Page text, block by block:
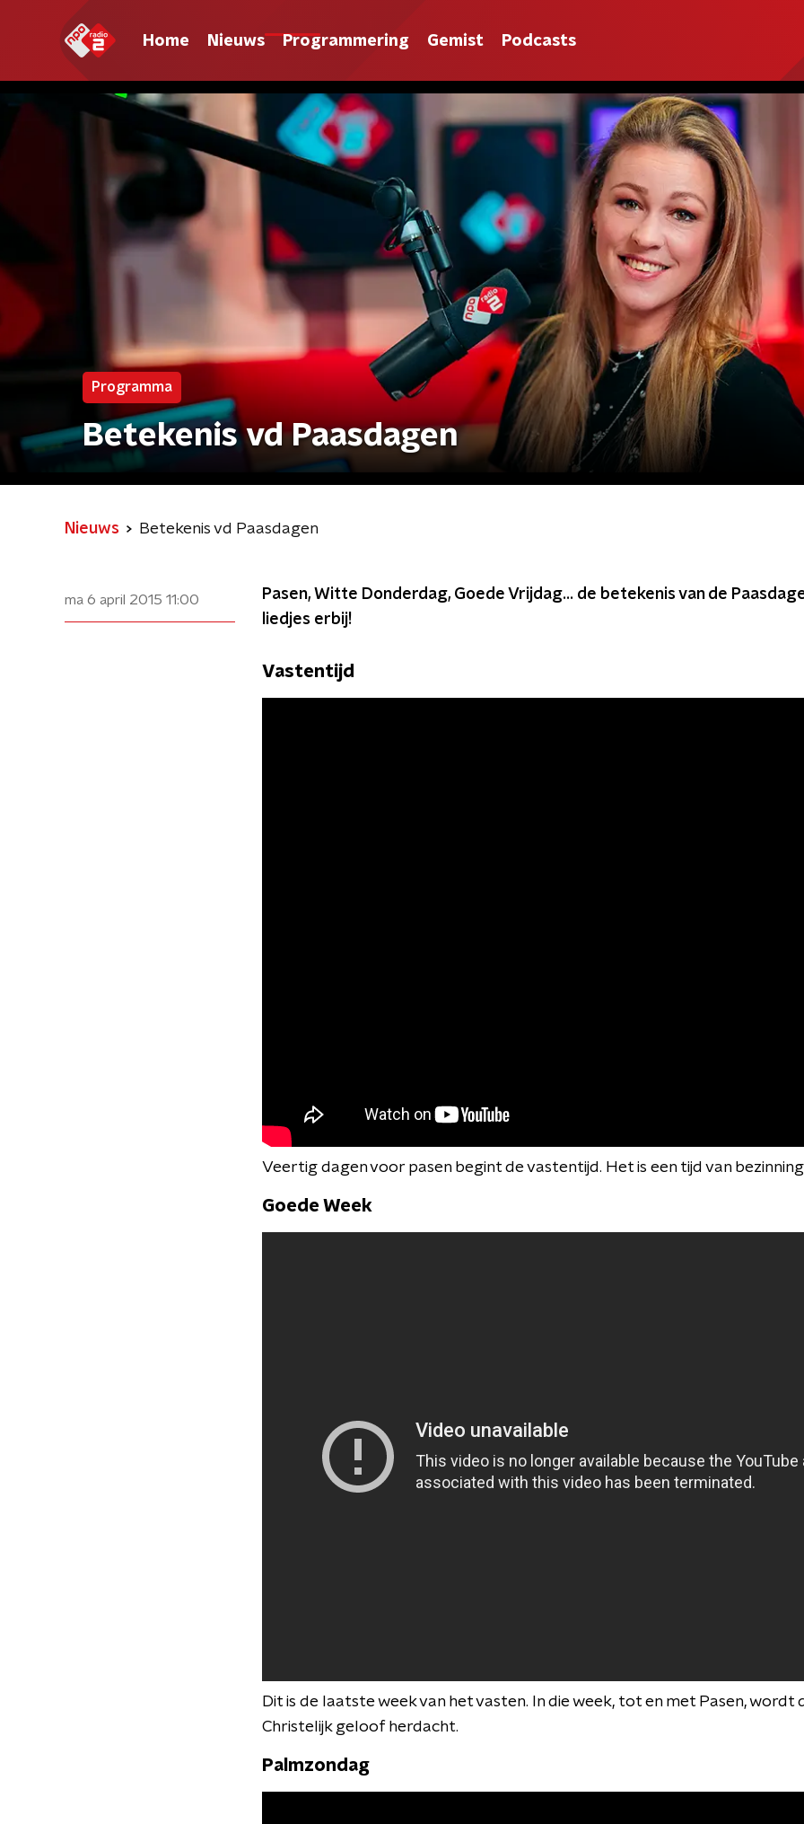
Home Nieuws Programmering Gemist Podcasts
Programma
Betekenis vd Paasdagen
Nieuws Betekenis vd Paasdagen
ma 6 april 2015 11:00
Pasen, Witte Donderdag, Goede Vrijdag... de betekenis van de
liedjes erbij!
Vastentijd
Veertig dagen voor pasen begint de vastentijd. Het is een tijd van
Goede Week
Dit is de laatste week van het vasten. In die week, tot en met Pasen, wordt
Christelijk geloof herdacht.
Palmzondag